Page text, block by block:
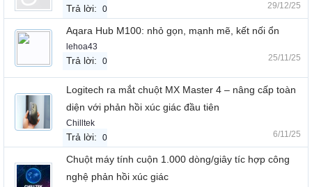
Trả lời: 0 29/12/25
Aqara Hub M100: nhỏ gọn, mạnh mẽ, kết nối ổn
lehoa43
Trả lời: 0 25/11/25
Logitech ra mắt chuột MX Master 4 – nâng cấp toàn
diện với phản hồi xúc giác đầu tiên
Chilltek
Trả lời: 0 6/11/25
Chuột máy tính cuộn 1.000 dòng/giây tíc hợp công
nghệ phản hồi xúc giác